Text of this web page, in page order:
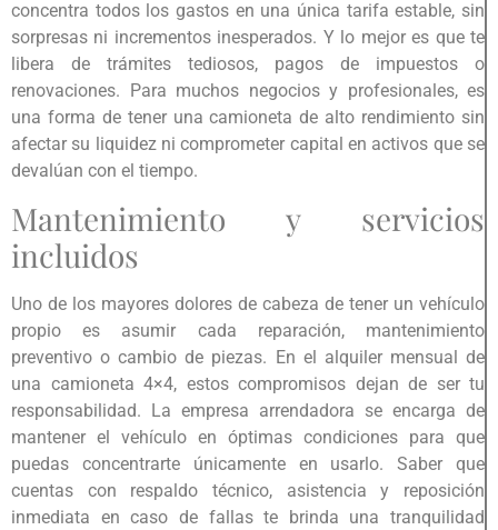
concentra todos los gastos en una única tarifa estable, sin
sorpresas ni incrementos inesperados. Y lo mejor es que te
libera de trámites tediosos, pagos de impuestos o
renovaciones. Para muchos negocios y profesionales, es
una forma de tener una camioneta de alto rendimiento sin
afectar su liquidez ni comprometer capital en activos que se
devalúan con el tiempo.
Mantenimiento y servicios
incluidos
Uno de los mayores dolores de cabeza de tener un vehículo
propio es asumir cada reparación, mantenimiento
preventivo o cambio de piezas. En el alquiler mensual de
una camioneta 4×4, estos compromisos dejan de ser tu
responsabilidad. La empresa arrendadora se encarga de
mantener el vehículo en óptimas condiciones para que
puedas concentrarte únicamente en usarlo. Saber que
cuentas con respaldo técnico, asistencia y reposición
inmediata en caso de fallas te brinda una tranquilidad